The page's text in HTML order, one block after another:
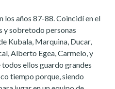
los años 87-88. Coincidí en el
y sobretodo personas
Kubala, Marquina, Ducar,
Alberto Egea, Carmelo, y
ellos guardo grandes
tiempo porque, siendo